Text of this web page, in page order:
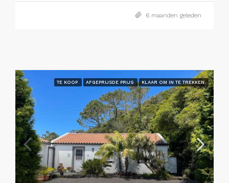
6 maanden geleden
TE KOOP AFGEPRIJSDE PRIJS KLAAR OM IN TE TREKKEN.